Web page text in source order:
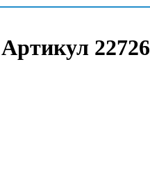
22726